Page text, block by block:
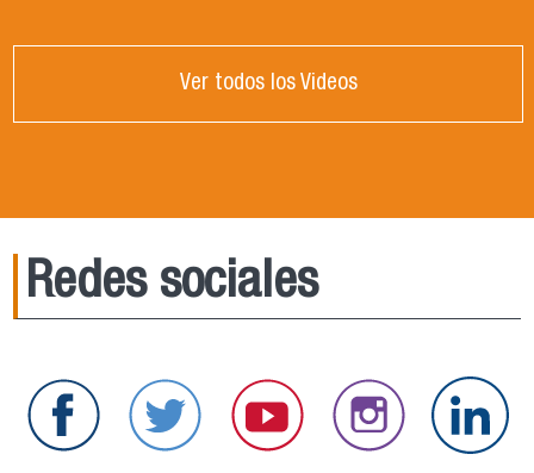
Ver todos los Videos
Redes sociales